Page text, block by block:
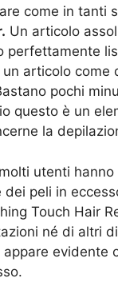
come in tanti
Un articolo
perfettamente
articolo come
pochi
questo è un
la
utenti
peli in
Touch Hair
né di altri
evidente